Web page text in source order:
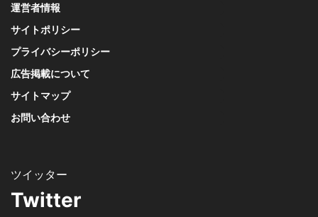
運営者情報
サイトポリシー
プライバシーポリシー
広告掲載について
サイトマップ
お問い合わせ
Twitter